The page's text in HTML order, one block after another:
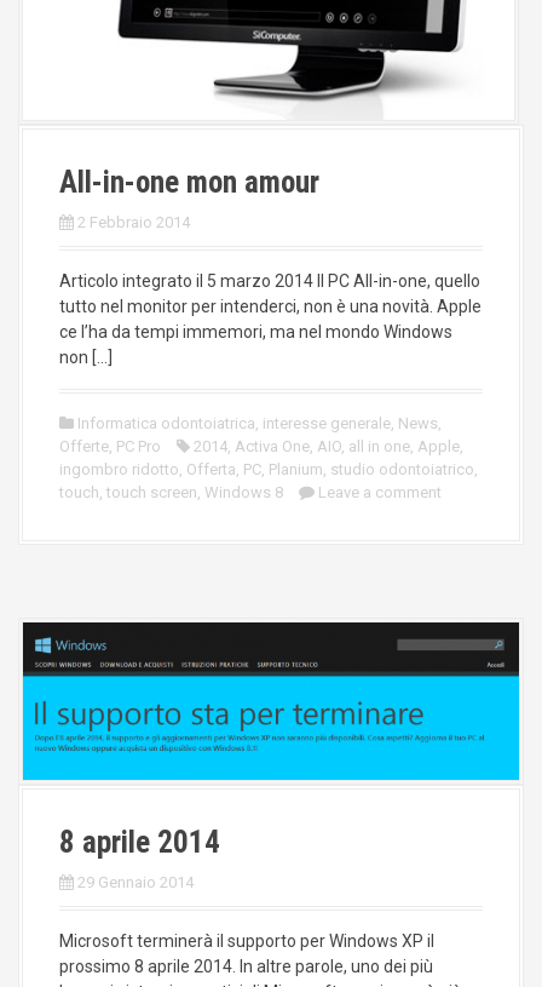
All-in-one mon amour
2 Febbraio 2014
Articolo integrato il 5 marzo 2014 Il PC All-in-one, quello
tutto nel monitor per intenderci, non è una novità. Apple
ce l’ha da tempi immemori, ma nel mondo Windows
non […]
Informatica odontoiatrica, interesse generale, News,
Offerte, PC Pro 2014, Activa One, AIO, all in one, Apple,
ingombro ridotto, Offerta, PC, Planium, studio odontoiatrico,
touch, touch screen, Windows 8 Leave a comment
8 aprile 2014
29 Gennaio 2014
Microsoft terminerà il supporto per Windows XP il
prossimo 8 aprile 2014. In altre parole, uno dei più